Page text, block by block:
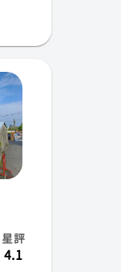
星評
4.1